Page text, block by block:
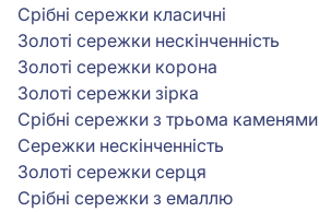
Срібні сережки класичні
Золоті сережки нескінченність
Золоті сережки корона
Золоті сережки зірка
Срібні сережки з трьома каменями
Сережки нескінченність
Золоті сережки серця
Срібні сережки з емаллю